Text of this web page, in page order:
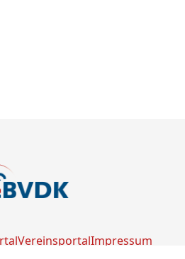
VereinsportalImpressum